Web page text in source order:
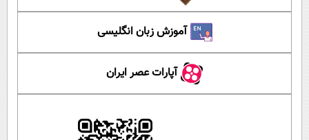
آموزش زبان انگلیسی
آپارات عصر ایران